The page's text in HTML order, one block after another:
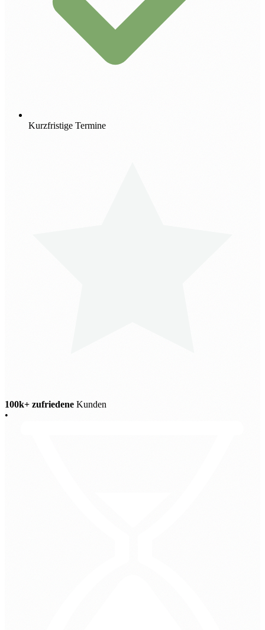
Kurzfristige Termine
100k+ zufriedene Kunden
•